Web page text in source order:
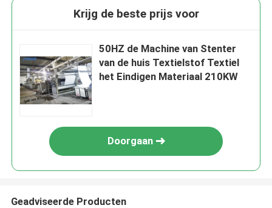
Krijg de beste prijs voor
50HZ de Machine van Stenter
van de huis Textielstof Textiel
het Eindigen Materiaal 210KW
Doorgaan
Geadviseerde Producten